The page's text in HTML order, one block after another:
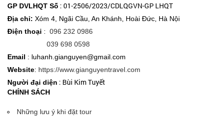
GP DVLHQT Số : 01-2506/2023/CDLQGVN-GP LHQT
Địa chỉ: Xóm 4, Ngãi Cầu, An Khánh, Hoài Đức, Hà Nội
Điện thoại : 096 232 0986
039 698 0598
Email : luhanh.gianguyen@gmail.com
Website: https://www.gianguyentravel.com
Người đại diện : Bùi Kim Tuyết
CHÍNH SÁCH
Những lưu ý khi đặt tour